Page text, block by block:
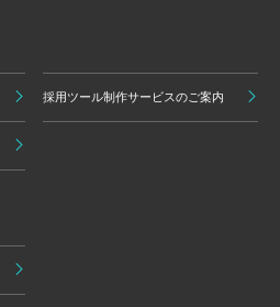
採用ツール制作サービスのご案内